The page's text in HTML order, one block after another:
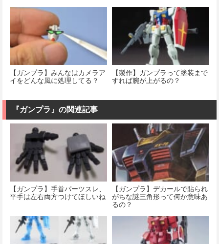
【ガンプラ】みんなはカメラア
イをどんな風に処理してる？
【製作】ガンプラって塗装まで
すれば腕が上がるの？
『ガンプラ』の関連記事
【ガンプラ】手首パーツスレ、
平手は左右両方つけてほしいね
【ガンプラ】デカールで貼られ
がちな謎三角形って何か意味あ
るの？